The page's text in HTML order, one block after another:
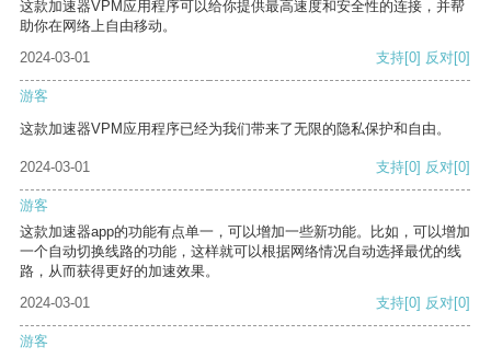
这款加速器VPM应用程序可以给你提供最高速度和安全性的连接，并帮
助你在网络上自由移动。
2024-03-01
支持[0] 反对[0]
游客
这款加速器VPM应用程序已经为我们带来了无限的隐私保护和自由。
2024-03-01 支持[0] 反对[0]
游客
这款加速器app的功能有点单一，可以增加一些新功能。比如，可以增加
一个自动切换线路的功能，这样就可以根据网络情况自动选择最优的线
路，从而获得更好的加速效果。
2024-03-01
支持[0] 反对[0]
游客